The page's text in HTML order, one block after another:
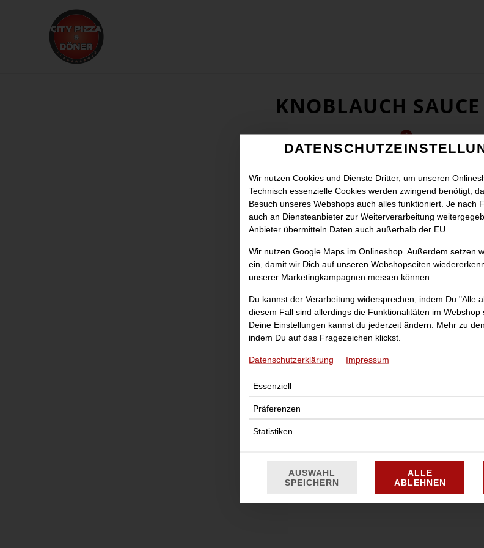
KNOBLAUCH
JETZT BESTELLEN
Wir nutzen Cookies und Dienste Dritter, um unseren
Technisch essenzielle Cookies werden zwingend benötigt,
Besuch unseres Webshops auch alles funktioniert. Je nach
auch an Diensteanbieter zur Weiterverarbeitung
Anbieter übermitteln Daten auch außerhalb der EU.
Wir nutzen Google Maps im Onlineshop. Außerdem setzen
ein, damit wir Dich auf unseren Webshopseiten
unserer Marketingkampagnen messen können.
Du kannst der Verarbeitung widersprechen, indem Du "Alle
diesem Fall sind allerdings die Funktionalitäten im Webshop
Deine Einstellungen kannst du jederzeit ändern. Mehr zu
indem Du auf das Fragezeichen klickst.
Datenschutzerklärung Impressum
Essenziell
Präferenzen
Statistiken
AUSWAHL
SPEICHERN
ALLE
ABLEHNEN